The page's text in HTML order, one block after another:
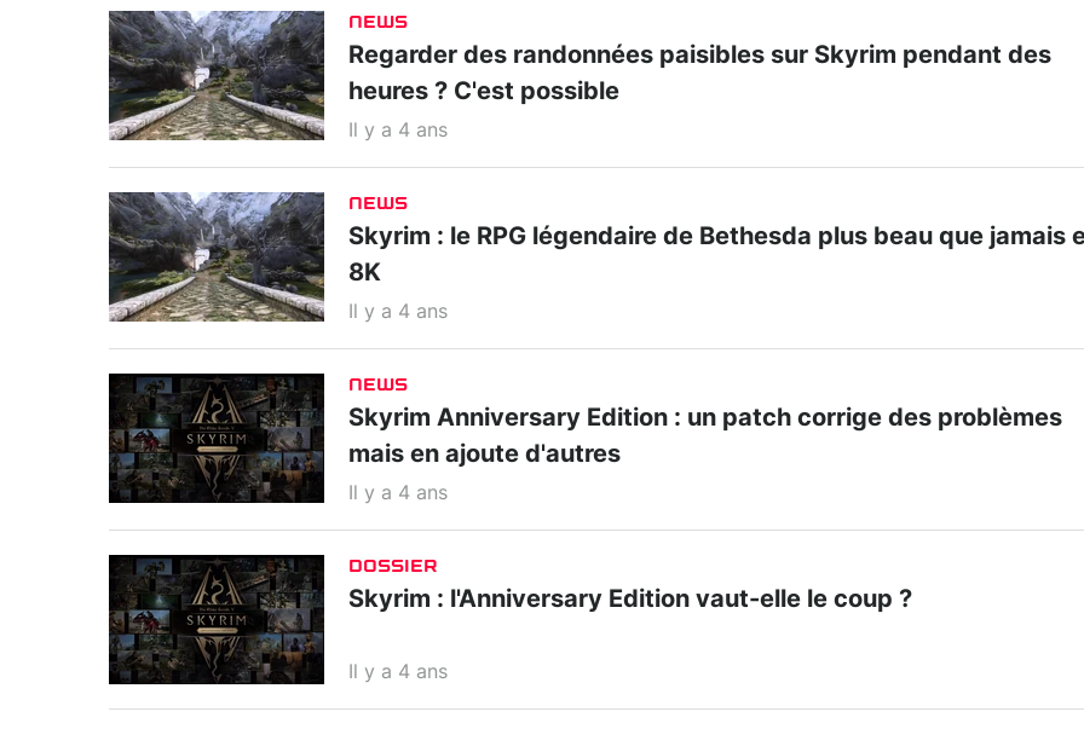
NEWS
Regarder des randonnées paisibles sur Skyrim pendant des
heures ? C'est possible
Il y a 4 ans
NEWS
Skyrim : le RPG légendaire de Bethesda plus beau que jamais
8K
Il y a 4 ans
NEWS
Skyrim Anniversary Edition : un patch corrige des problèmes
mais en ajoute d'autres
Il y a 4 ans
DOSSIER
Skyrim : l'Anniversary Edition vaut-elle le coup ?
Il y a 4 ans